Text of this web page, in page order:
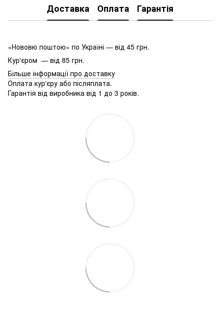
Доставка Оплата Гарантія
«Нововю поштою» по Україні — від 45 грн.
Кур'єром — від 85 грн.
Більше інформації про доставку
Оплата кур'єру або післяплата.
Гарантія від виробника від 1 до 3 років.